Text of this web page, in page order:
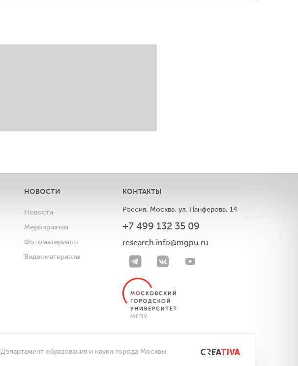
НОВОСТИ
Новости
Мероприятия
Фотоматериалы
Видеоматериалы
КОНТАКТЫ
Россия, Москва, ул. Панфёрова, 14
+7 499 132 35 09
research.info@mgpu.ru
Департамент образования и науки города Москвы